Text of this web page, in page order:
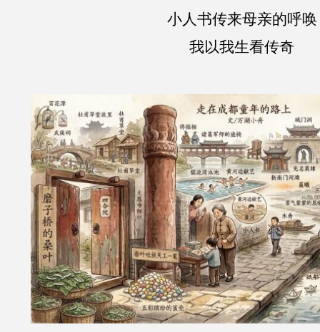
小人书传来母亲的呼唤
我以我生看传奇